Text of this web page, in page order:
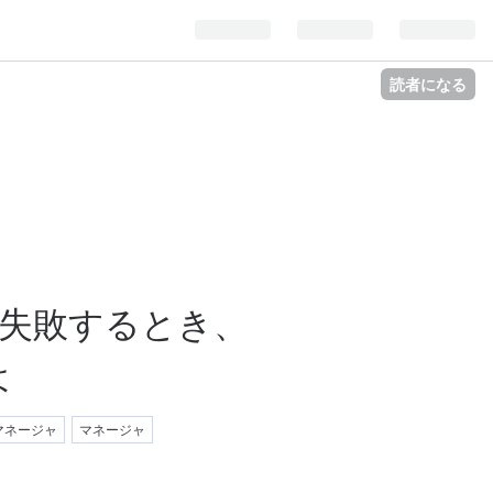
読者になる
敗するとき、
ージャ マネージャ